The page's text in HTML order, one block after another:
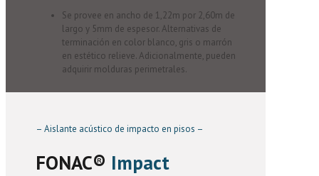
Se provee en ancho de 1,22m por 2,60m de
largo y 5mm de espesor. Alternativas de
terminación en color blanco, gris o marrón
en estético relieve. Adicionalmente, pueden
adquirir molduras perimetrales.
– Aislante acústico de impacto en pisos –
FONAC®️ Impact